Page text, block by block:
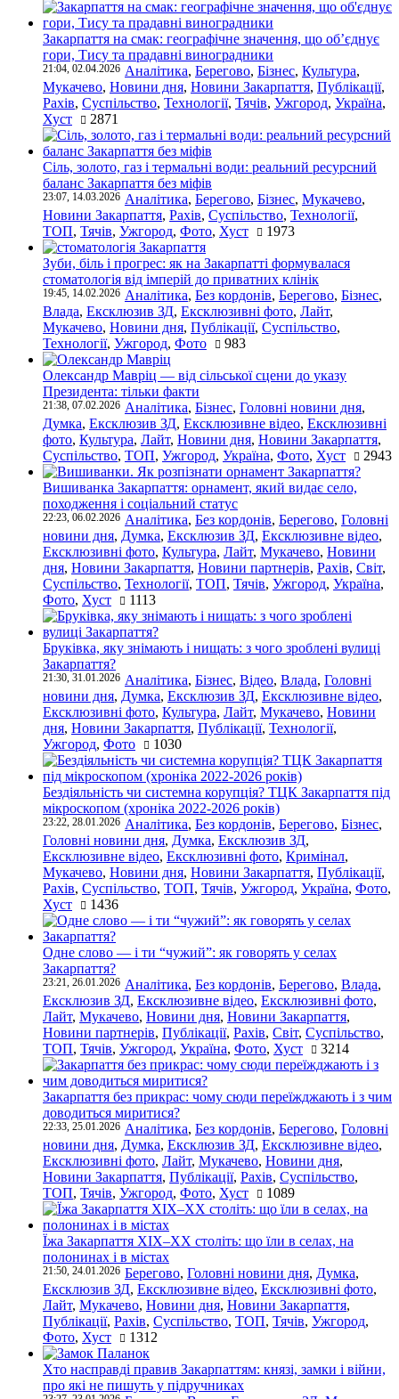
Закарпаття на смак: географічне значення, що об’єднує
гори, Тису та прадавні виноградники
21:04, 02.04.2026 Аналітика, Берегово, Бізнес, Культура,
Мукачево, Новини дня, Новини Закарпаття, Публікації,
Рахів, Суспільство, Технології, Тячів, Ужгород, Україна,
Хуст
2871
Сіль, золото, газ і термальні води: реальний ресурсний
баланс Закарпаття без міфів
23:07, 14.03.2026 Аналітика, Берегово, Бізнес, Мукачево,
Новини Закарпаття, Рахів, Суспільство, Технології,
ТОП, Тячів, Ужгород, Фото, Хуст 1973
Зуби, біль і прогрес: як на Закарпатті формувалася
стоматологія від імперій до приватних клінік
19:45, 14.02.2026 Аналітика, Без кордонів, Берегово, Бізнес,
Влада, Ексклюзив ЗД, Ексклюзивні фото, Лайт,
Мукачево, Новини дня, Публікації, Суспільство,
Технології, Ужгород, Фото 983
Олександр Мавріц — від сільської сцени до указу
Президента: тільки факти
21:38, 07.02.2026 Аналітика, Бізнес, Головні новини дня,
Думка, Ексклюзив ЗД, Ексклюзивне відео, Ексклюзивні
фото, Культура, Лайт, Новини дня, Новини Закарпаття,
Суспільство, ТОП, Ужгород, Україна, Фото, Хуст 2943
Вишиванка Закарпаття: орнамент, який видає село,
походження і соціальний статус
22:23, 06.02.2026 Аналітика, Без кордонів, Берегово, Головні
новини дня, Думка, Ексклюзив ЗД, Ексклюзивне відео,
Ексклюзивні фото, Культура, Лайт, Мукачево, Новини
дня, Новини Закарпаття, Новини партнерів, Рахів, Світ,
Суспільство, Технології, ТОП, Тячів, Ужгород, Україна,
Фото, Хуст 1113
Бруківка, яку знімають і нищать: з чого зроблені вулиці
Закарпаття?
21:30, 31.01.2026 Аналітика, Бізнес, Відео, Влада, Головні
новини дня, Думка, Ексклюзив ЗД, Ексклюзивне відео,
Ексклюзивні фото, Культура, Лайт, Мукачево, Новини
дня, Новини Закарпаття, Публікації, Технології,
Ужгород, Фото 1030
Бездіяльність чи системна корупція? ТЦК Закарпаття під
мікроскопом (хроніка 2022-2026 років)
23:22, 28.01.2026 Аналітика, Без кордонів, Берегово, Бізнес,
Головні новини дня, Думка, Ексклюзив ЗД,
Ексклюзивне відео, Ексклюзивні фото, Кримінал,
Мукачево, Новини дня, Новини Закарпаття, Публікації,
Рахів, Суспільство, ТОП, Тячів, Ужгород, Україна, Фото,
Хуст
1436
Одне слово — і ти “чужий”: як говорять у селах
Закарпаття?
23:21, 26.01.2026 Аналітика, Без кордонів, Берегово, Влада,
Ексклюзив ЗД, Ексклюзивне відео, Ексклюзивні фото,
Лайт, Мукачево, Новини дня, Новини Закарпаття,
Новини партнерів, Публікації, Рахів, Світ, Суспільство,
ТОП, Тячів, Ужгород, Україна, Фото, Хуст 3214
Закарпаття без прикрас: чому сюди переїжджають і з чим
доводиться миритися?
22:33, 25.01.2026 Аналітика, Без кордонів, Берегово, Головні
новини дня, Думка, Ексклюзив ЗД, Ексклюзивне відео,
Ексклюзивні фото, Лайт, Мукачево, Новини дня,
Новини Закарпаття, Публікації, Рахів, Суспільство,
ТОП, Тячів, Ужгород, Фото, Хуст 1089
Їжа Закарпаття ХІХ–ХХ століть: що їли в селах, на
полонинах і в містах
21:50, 24.01.2026 Берегово, Головні новини дня, Думка,
Ексклюзив ЗД, Ексклюзивне відео, Ексклюзивні фото,
Лайт, Мукачево, Новини дня, Новини Закарпаття,
Публікації, Рахів, Суспільство, ТОП, Тячів, Ужгород,
Фото, Хуст 1312
Хто насправді правив Закарпаттям: князі, замки і війни,
про які не пишуть у підручниках